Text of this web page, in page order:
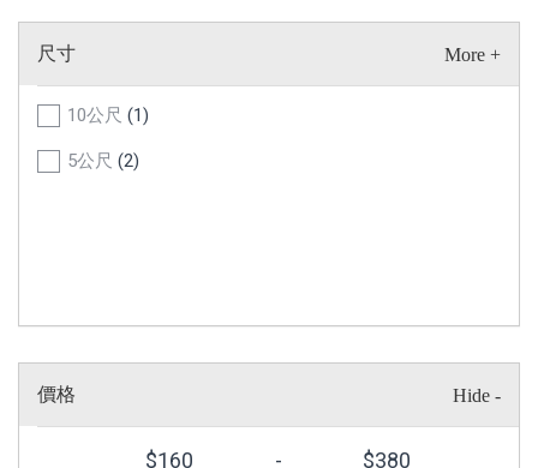
尺寸
10公尺 (1)
5公尺 (2)
價格
$160 - $380